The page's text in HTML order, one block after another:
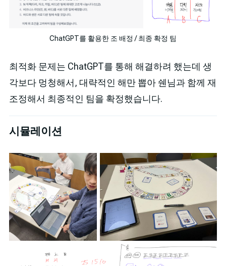
ChatGPT를 활용한 조 배정 / 최종 확정 팀
최적화 문제는 ChatGPT를 통해 해결하려 했는데 생
각보다 멍청해서, 대략적인 해만 뽑아 쉔님과 함께 재
조정해서 최종적인 팀을 확정했습니다.
시뮬레이션